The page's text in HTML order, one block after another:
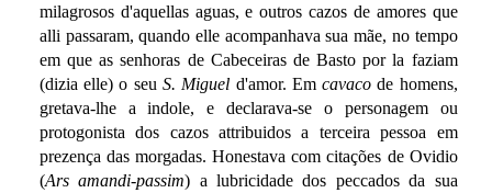
milagrosos d'aquellas aguas, e outros cazos de amores que
alli passaram, quando elle acompanhava sua mãe, no tempo
em que as senhoras de Cabeceiras de Basto por la faziam
(dizia elle) o seu S. Miguel d'amor. Emcavaco de homens,
gretava-lhe a indole, e declarava-se o personagem ou
protogonista dos cazos attribuidos a terceira pessoa em
prezença das morgadas. Honestava com citações de Ovidio
(Ars amandi-passim) a lubricidade dos peccados da sua